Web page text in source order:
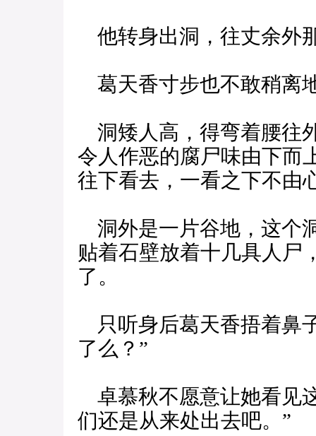
他转身出洞，往丈余外
葛天香寸步也不敢稍离
洞矮人高，得弯着腰往
令人作恶的腐尸味由下而
往下看去，一看之下不由
洞外是一片谷地，这个
贴着石壁放着十几具人尸
了。
只听身后葛天香捂着鼻
了么？”
卓慕秋不愿意让她看见
们还是从来处出去吧。”